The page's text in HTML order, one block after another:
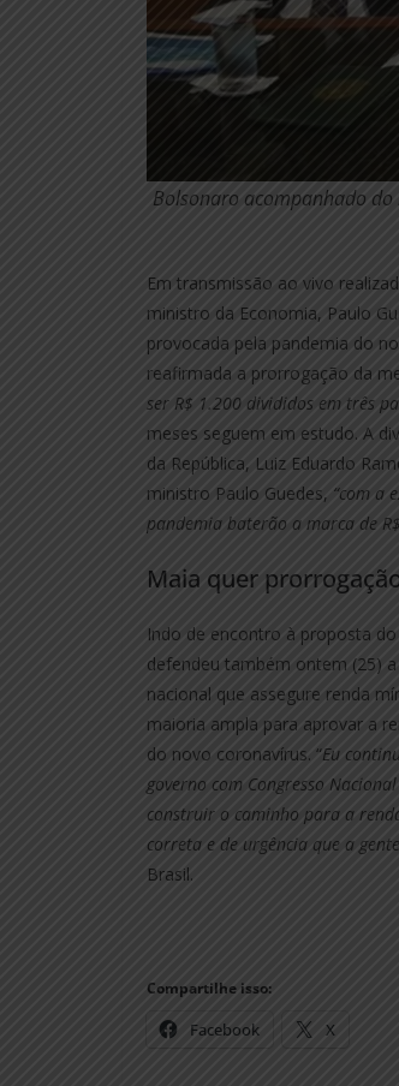
Bolsonaro acompanhado
Em transmissão ao vivo
ministro da Economia, Paulo
provocada pela pandemia do
reafirmada a prorrogação da
ser R$ 1.200 divididos em três
meses seguem em estudo. A
da República, Luiz Eduardo
ministro Paulo Guedes, “com a
pandemia baterão a marca de
Maia quer
Indo de encontro à proposta do
defendeu também ontem (25)
nacional que assegure renda
maioria ampla para aprovar a
do novo coronavírus. “Eu
governo com Congresso
construir o caminho para a
correta e de urgência que a
Brasil.
Compartilhe isso:
Facebook X